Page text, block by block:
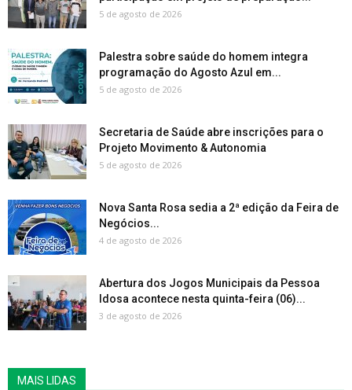
5 de agosto de 2026
Palestra sobre saúde do homem integra
programação do Agosto Azul em...
5 de agosto de 2026
Secretaria de Saúde abre inscrições para o
Projeto Movimento & Autonomia
5 de agosto de 2026
Nova Santa Rosa sedia a 2ª edição da Feira de
Negócios...
4 de agosto de 2026
Abertura dos Jogos Municipais da Pessoa
Idosa acontece nesta quinta-feira (06)...
3 de agosto de 2026
MAIS LIDAS